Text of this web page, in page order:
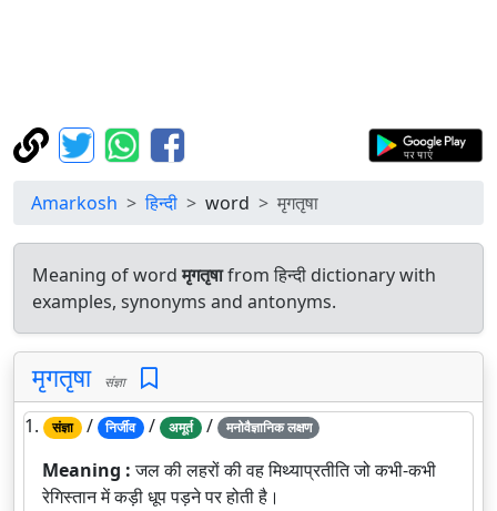
Amarkosh हिन्दी word मृगतृषा
Meaning of wordमृगतृषाfrom हिन्दी dictionary with
examples, synonyms and antonyms.
मृगतृषा संज्ञा
1. संज्ञा / निर्जीव / अमूर्त / मनोवैज्ञानिक लक्षण
Meaning :जल की लहरों की वह मिथ्याप्रतीति जो कभी-कभी
रेगिस्तान में कड़ी धूप पड़ने पर होती है।